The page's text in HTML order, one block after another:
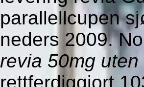
parallellcupen
neders 2009.
revia 50mg
rettferdiggjort